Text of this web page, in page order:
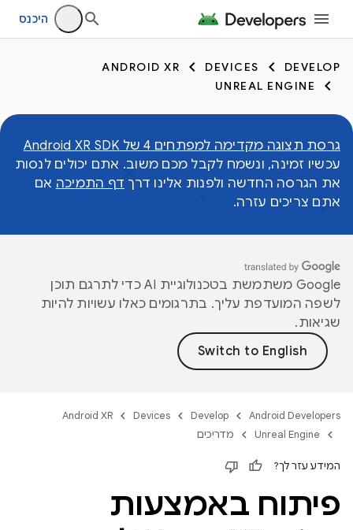
היכנס
DEVELOP
DEVICES
ANDROID XR
UNREAL ENGINE
גרסת תצוגה מקדימה למפתחים 4 של Android XR SDK
עכשיו זמינה, ונשמח לקבל מכם משוב. אתם יכולים לנסות
את הגרסה החדשה ולפנות אלינו דרך דף התמיכה אם
אתם צריכים עזרה.
‫Google משתמשת בטכנולוגיית AI כדי לתרגם תוכן
לשפה המועדפת עליך. בתרגומים כאלו עשויות להיות
שגיאות.
Android Developers
Develop
Devices
Android XR
Unreal Engine
מדריכים
המידע עזר לך?
פיתוח באמצעות